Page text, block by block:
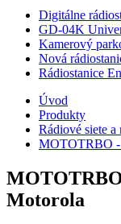
Digitálne
GD-04K
Kamerový
Nová
Rádiostanice
Úvod
Produkty
Rádiové siete a
MOTOTRBO -
Motorola